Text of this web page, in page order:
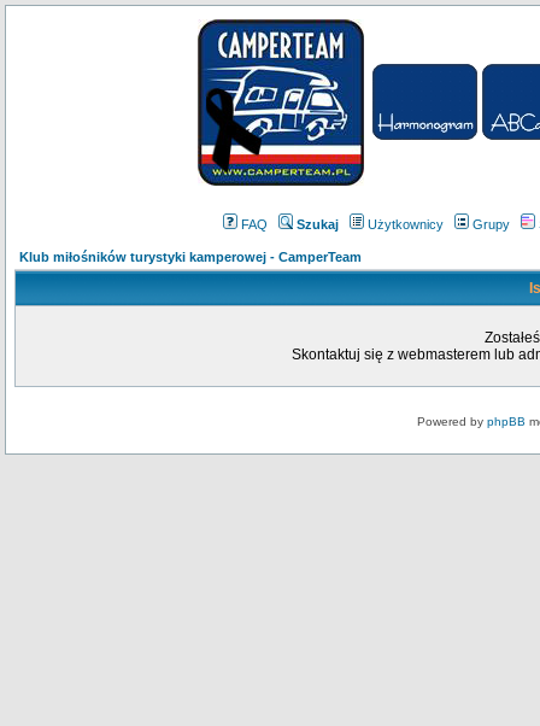
FAQ Szukaj Użytkownicy Grupy
Klub miłośników turystyki kamperowej - CamperTeam
Skontaktuj się z webmasterem lub
Powered by phpBB